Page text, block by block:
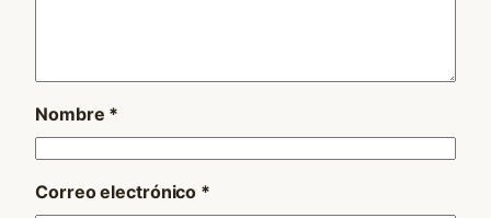
Nombre *
Correo electrónico *